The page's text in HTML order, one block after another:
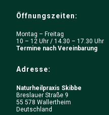
Öffnungszeiten:
Montag – Freitag
10 – 12 Uhr / 14.30 – 17.30 Uhr
Termine nach Vereinbarung
Adresse:
Naturheilpraxis Skibbe
Breslauer Straße 9
55 578 Wallertheim
Deutschland